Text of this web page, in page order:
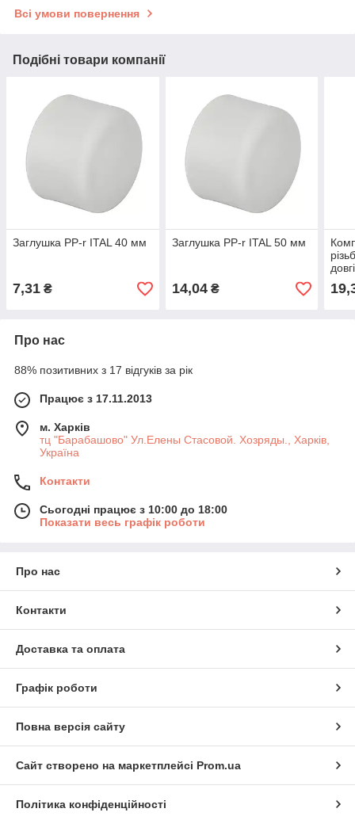
Всі умови повернення
Подібні товари компанії
Заглушка PP-r ITAL 40 мм
7,31 ₴
Заглушка PP-r ITAL 50 мм
14,04₴
довгі
Про нас
88% позитивних з 17 відгуків за рік
Працює з 17.11.2013
м. Харків
тц "Барабашово" Ул.Елены Стасовой. Хозряды., Харків,
Україна
Контакти
Сьогодні працює з 10:00 до 18:00
Показати весь графік роботи
Про нас
Контакти
Доставка та оплата
Графік роботи
Повна версія сайту
Сайт створено на маркетплейсі Prom.ua
Політика конфіденційності